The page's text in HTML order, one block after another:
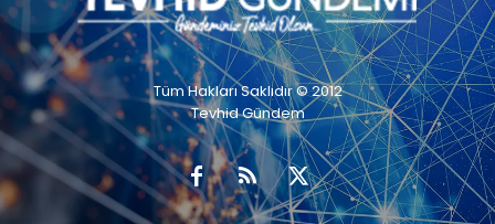
Tüm Hakları Saklıdır © 2012
Tevhid Gündem